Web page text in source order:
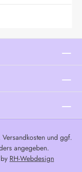
Versandkostenund ggf.
angegeben.
RH-Webdesign